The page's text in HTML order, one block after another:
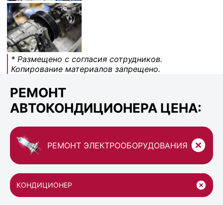
* Размещено с согласия сотрудников.
Копирование материалов запрещено.
РЕМОНТ
АВТОКОНДИЦИОНЕРА ЦЕНА:
РЕМОНТ ЭЛЕКТРООБОРУДОВАНИЯ
КОНДИЦИОНЕР